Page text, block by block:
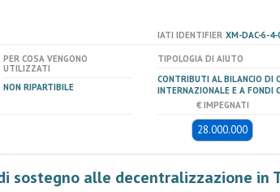
IATI IDENTIFIER XM-DAC-6-
PER COSA VENGONO
UTILIZZATI
NON RIPARTIBILE
TIPOLOGIA DI AIUTO
CONTRIBUTI AL BILANCIO DI
INTERNAZIONALE E A FONDI
€ IMPEGNATI
28.000.000
di sostegno alle decentralizzazione in